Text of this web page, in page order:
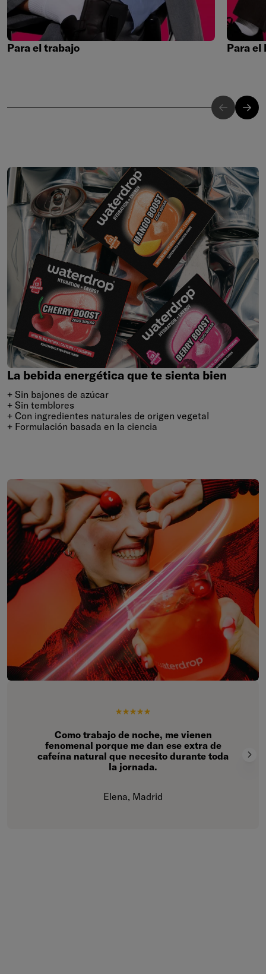
Para el trabajo Para el
La bebida energética que te sienta bien
La bebida energética que te sienta bien
+ Sin bajones de azúcar
+ Sin temblores
+ Con ingredientes naturales de origen vegetal
+ Formulación basada en la ciencia
Saltar al final de
Como trabajo de noche, me vienen
fenomenal porque me dan ese extra de
cafeína natural que necesito durante toda
la jornada.
Elena, Madrid